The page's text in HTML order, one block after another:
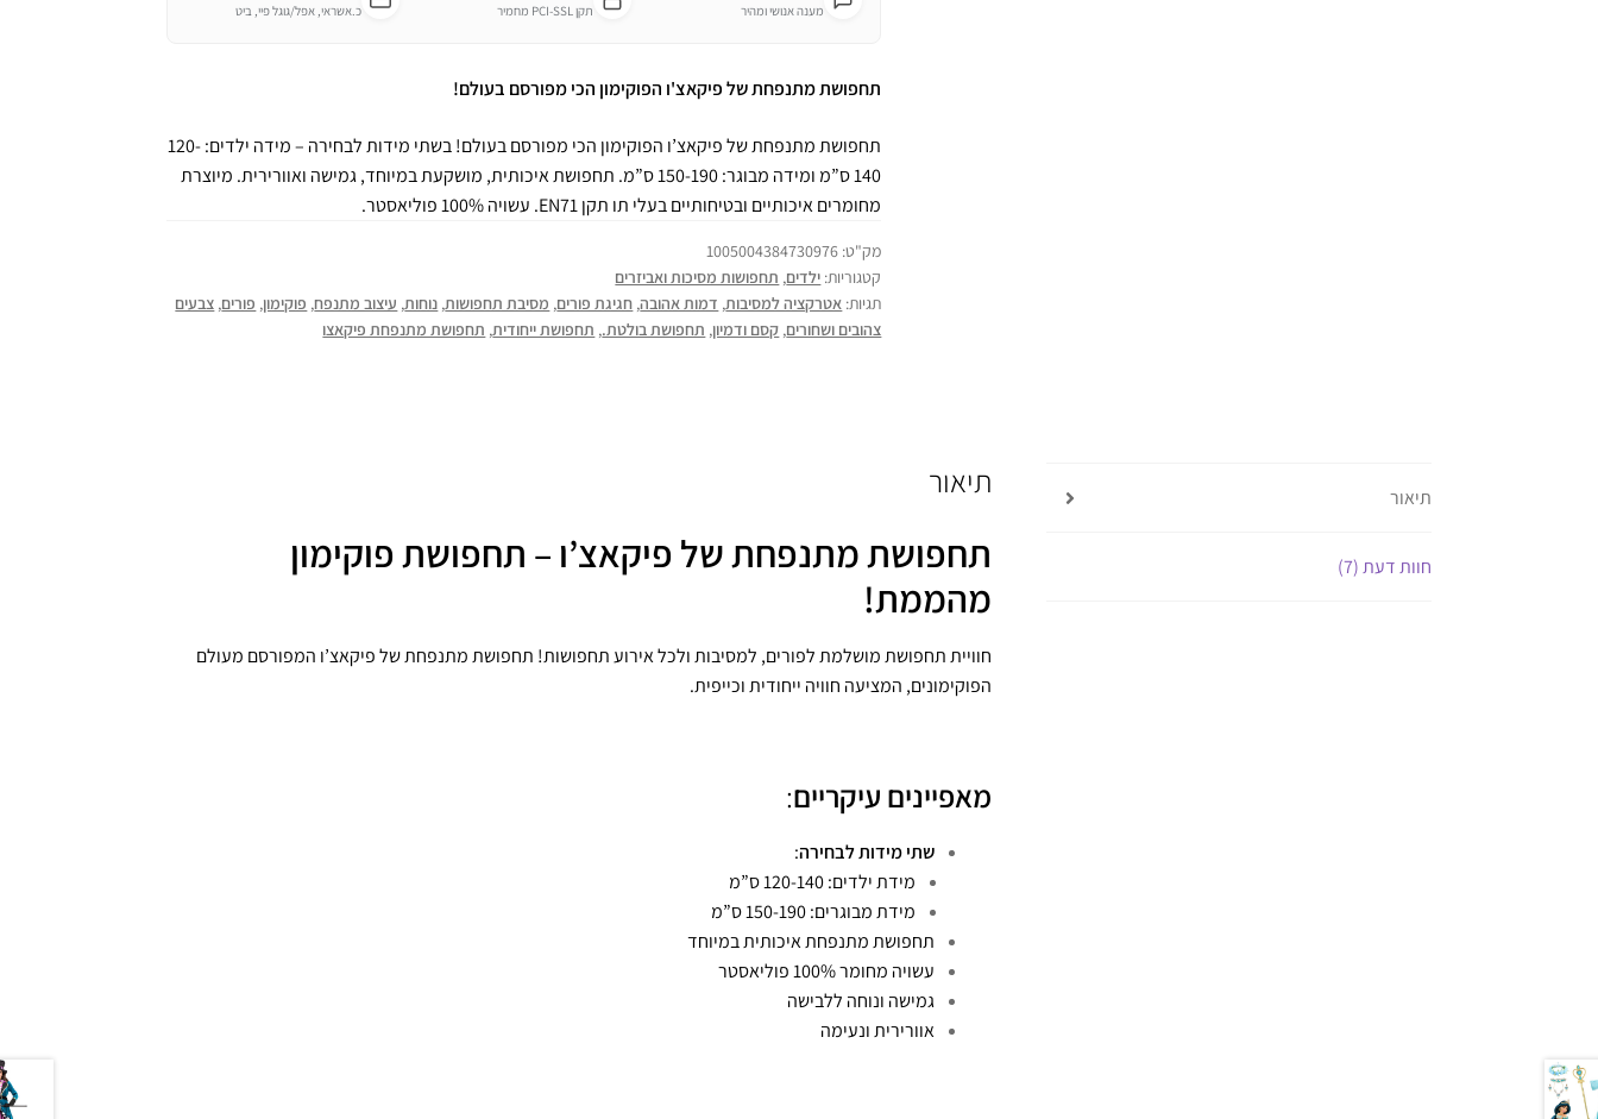
מענה אנושי ומהיר תקן PCI-SSL מחמיר כ.אשראי, אפל/גוגל פיי, ביט
תחפושת מתנפחת של פיקאצ'ו הפוקימון הכי מפורסם בעולם!
תחפושת מתנפחת של פיקאצ’ו הפוקימון הכי מפורסם בעולם! בשתי מידות לבחירה – מידה ילדים: 120-
140 ס”מ ומידה מבוגר: 150-190 ס”מ. תחפושת איכותית, מושקעת במיוחד, גמישה ואוורירית. מיוצרת
מחומרים איכותיים ובטיחותיים בעלי תו תקן EN71. עשויה 100% פוליאסטר.
מק"ט: 1005004384730976
קטגוריות: ילדים, תחפושות מסיכות ואביזרים
תגיות: אטרקציה למסיבות, דמות אהובה, חגיגת פורים, מסיבת תחפושות, נוחות, עיצוב מתנפח, פוקימון, פורים, צבעים
צהובים ושחורים, קסם ודמיון, תחפושת בולטת., תחפושת ייחודית, תחפושת מתנפחת פיקאצו
תיאור
חוות דעת (7)
תיאור
תחפושת מתנפחת של פיקאצ’ו – תחפושת פוקימון
מהממת!
חוויית תחפושת מושלמת לפורים, למסיבות ולכל אירוע תחפושות! תחפושת מתנפחת של פיקאצ’ו המפורסם מעולם
הפוקימונים, המציעה חוויה ייחודית וכייפית.
מאפיינים עיקריים:
שתי מידות לבחירה:
מידת ילדים: 120-140 ס”מ
מידת מבוגרים: 150-190 ס”מ
תחפושת מתנפחת איכותית במיוחד
עשויה מחומר 100% פוליאסטר
גמישה ונוחה ללבישה
אוורירית ונעימה